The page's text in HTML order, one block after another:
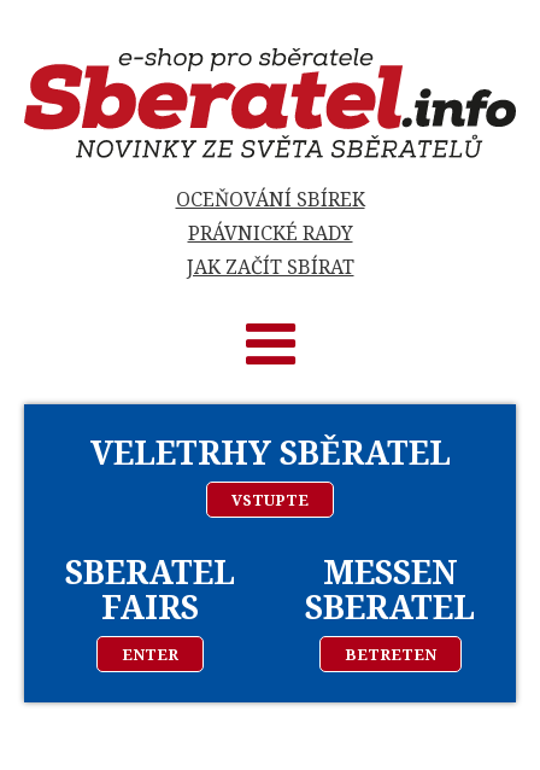
OCEŇOVÁNÍ SBÍREK
PRÁVNICKÉ RADY
JAK ZAČÍT SBÍRAT
VELETRHY SBĚRATEL
VSTUPTE
SBERATEL
FAIRS
ENTER
MESSEN
SBERATEL
BETRETEN